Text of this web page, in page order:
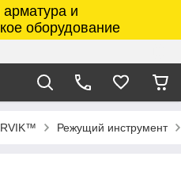
и
оборудование
Режущий инструмент